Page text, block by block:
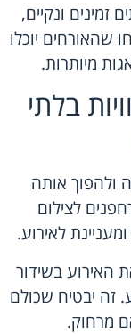
זמינים ונקיים,
שהאורחים יוכלו
מיותרות.
בלתי
ולהפוך אותה
לצילום
לאירוע.
האירוע בשידור
זה יבטיח שכולם
מרחוק.